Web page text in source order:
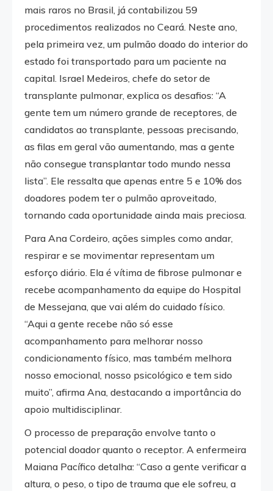
mais raros no Brasil, já contabilizou 59
procedimentos realizados no Ceará. Neste ano,
pela primeira vez, um pulmão doado do interior do
estado foi transportado para um paciente na
capital. Israel Medeiros, chefe do setor de
transplante pulmonar, explica os desafios: “A
gente tem um número grande de receptores, de
candidatos ao transplante, pessoas precisando,
as filas em geral vão aumentando, mas a gente
não consegue transplantar todo mundo nessa
lista”. Ele ressalta que apenas entre 5 e 10% dos
doadores podem ter o pulmão aproveitado,
tornando cada oportunidade ainda mais preciosa.
Para Ana Cordeiro, ações simples como andar,
respirar e se movimentar representam um
esforço diário. Ela é vítima de fibrose pulmonar e
recebe acompanhamento da equipe do Hospital
de Messejana, que vai além do cuidado físico.
“Aqui a gente recebe não só esse
acompanhamento para melhorar nosso
condicionamento físico, mas também melhora
nosso emocional, nosso psicológico e tem sido
muito”, afirma Ana, destacando a importância do
apoio multidisciplinar.
O processo de preparação envolve tanto o
potencial doador quanto o receptor. A enfermeira
Maiana Pacífico detalha: “Caso a gente verificar a
altura, o peso, o tipo de trauma que ele sofreu, a